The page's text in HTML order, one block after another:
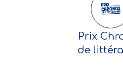
Prix
de